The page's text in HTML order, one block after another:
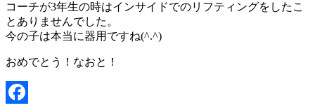
コーチが3年生の時はインサイドでのリフティングをしたこ
とありませんでした。
今の子は本当に器用ですね(^.^)
おめでとう！なおと！